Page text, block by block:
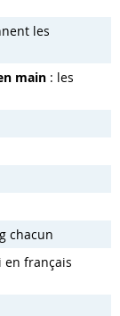
les
main : les
chacun
en français